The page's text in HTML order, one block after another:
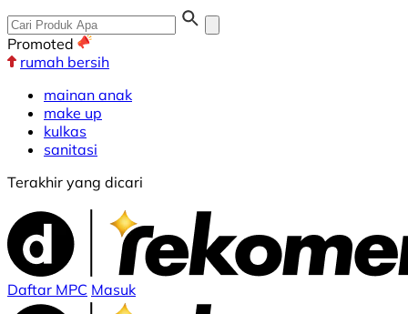
Promoted
rumah bersih
mainan anak
make up
kulkas
sanitasi
Terakhir yang dicari
Daftar MPC Masuk